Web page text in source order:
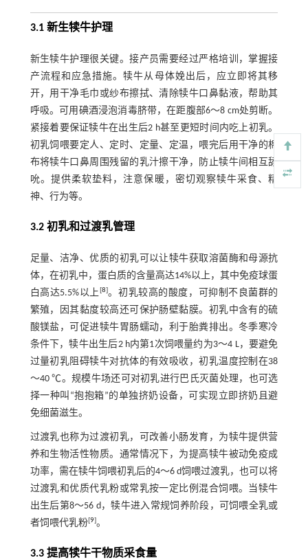
3.1 新生犊牛护理
新生犊牛护理很关键。接产员需要经过严格培训，掌握接
产流程和应急措施。犊牛从母体娩出后，应立即将其移
开，用干净毛巾或纱布擦拭、清除犊牛口鼻黏液，帮助其
呼吸。可用碘酒浸泡消毒脐带，在距腹部6～8 cm处剪断。
紧接着要保证犊牛在出生后2 h甚至更短时间内吃上初乳。
初乳饲喂要定人、定时、定量、定温，喂完后用干净的棉
布将犊牛口鼻周围残留的乳汁擦干净，防止犊牛间相互舔
吮。提供柔软垫料，注意保暖，密切观察犊牛采食、精
神、行为等。
3.2 初乳和过渡乳管理
足量、洁净、优质的初乳可以让犊牛获取溶菌酶和母源抗
体，在初乳中，蛋白质的含量高达14%以上，其中免疫球蛋
白高达5.5%以上[8]。初乳较高的酸度，可抑制不良菌群的
繁殖，因其黏度较高还可保护肠壁黏膜。初乳中含有的硫
酸镁盐，可促进犊牛胃肠蠕动，利于胎粪排出。冬季寒冷
条件下，犊牛出生后2 h内第1次饲喂量约为3～4 L，要避免
过量初乳阻碍犊牛对抗体的有效吸收，初乳温度控制在38
～40 ℃。规模牛场还可对初乳进行巴氏灭菌处理，也可选
择一种叫“抱抱箱”的单独挤奶设备，可实现立即挤奶且避
免细菌滋生。
过渡乳也称为过渡初乳，可改善小肠发育，为犊牛提供营
养和生物活性物质。通常情况下，为提高犊牛被动免疫成
功率，需在犊牛饲喂初乳后的4～6 d饲喂过渡乳，也可以将
过渡乳和优质代乳粉或常乳按一定比例混合饲喂。当犊牛
出生后第8～56 d，犊牛进入常规饲养阶段，可饲喂全乳或
者饲喂代乳粉[9]。
3.3 提高犊牛干物质采食量